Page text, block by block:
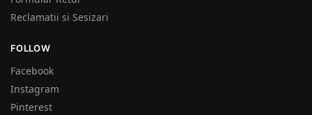
Reclamatii si Sesizari
FOLLOW
Facebook
Instagram
Pinterest